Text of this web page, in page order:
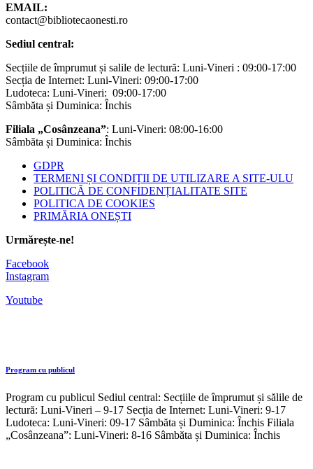
EMAIL:
contact@bibliotecaonesti.ro
Sediul central:
Secțiile de împrumut și salile de lectură: Luni-Vineri : 09:00-17:00
Secția de Internet: Luni-Vineri: 09:00-17:00
Ludoteca: Luni-Vineri: 09:00-17:00
Sâmbăta și Duminica: Închis
Filiala „Cosânzeana”: Luni-Vineri: 08:00-16:00
Sâmbăta și Duminica: Închis
GDPR
TERMENI ȘI CONDIȚII DE UTILIZARE A SITE-ULU
POLITICĂ DE CONFIDENȚIALITATE SITE
POLITICA DE COOKIES
PRIMĂRIA ONEȘTI
Urmărește-ne!
Facebook
Instagram
Youtube
Program cu publicul
Program cu publicul Sediul central: Secțiile de împrumut și sălile de
lectură: Luni-Vineri – 9-17 Secția de Internet: Luni-Vineri: 9-17
Ludoteca: Luni-Vineri: 09-17 Sâmbăta și Duminica: Închis Filiala
„Cosânzeana”: Luni-Vineri: 8-16 Sâmbăta și Duminica: Închis